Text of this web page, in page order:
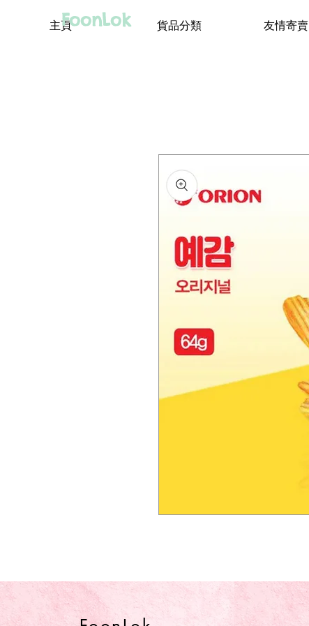
FoonLok
主頁 貨品分類 友情寄賣